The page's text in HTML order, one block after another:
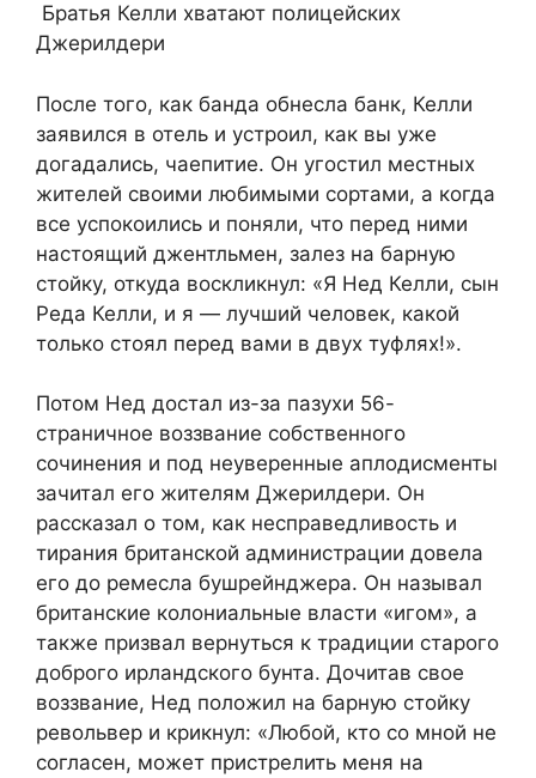
Братья Келли хватают полицейских
Джерилдери
После того, как банда обнесла банк, Келли
заявился в отель и устроил, как вы уже
догадались, чаепитие. Он угостил местных
жителей своими любимыми сортами, а когда
все успокоились и поняли, что перед ними
настоящий джентльмен, залез на барную
стойку, откуда воскликнул: «Я Нед Келли, сын
Реда Келли, и я — лучший человек, какой
только стоял перед вами в двух туфлях!».
Потом Нед достал из-за пазухи 56-
страничное воззвание собственного
сочинения и под неуверенные аплодисменты
зачитал его жителям Джерилдери. Он
рассказал о том, как несправедливость и
тирания британской администрации довела
его до ремесла бушрейнджера. Он называл
британские колониальные власти «игом», а
также призвал вернуться к традиции старого
доброго ирландского бунта. Дочитав свое
воззвание, Нед положил на барную стойку
револьвер и крикнул: «Любой, кто со мной не
согласен, может пристрелить меня на